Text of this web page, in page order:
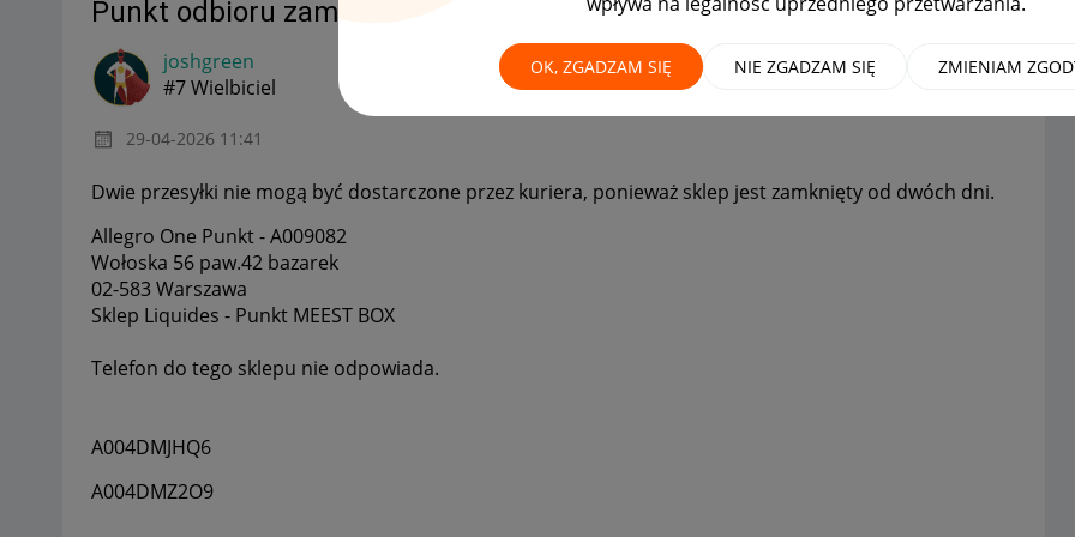
OK, ZGADZAM SIĘ NIE ZGADZAM SIĘ ZMIENIAM
Punkt odbioru zamknięty od dwóch dni
joshgreen
#7 Wielbiciel
‎29-04-2026 11:41
Dwie przesyłki nie mogą być dostarczone przez kuriera, ponieważ sklep jest zamknięty od dwóch dni.
Allegro One Punkt - A009082
Wołoska 56 paw.42 bazarek
02-583 Warszawa
Sklep Liquides - Punkt MEEST BOX
Telefon do tego sklepu nie odpowiada.
A004DMJHQ6
A004DMZ2O9